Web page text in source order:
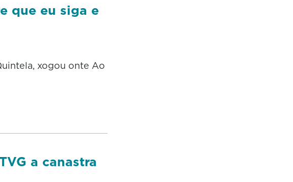
que eu siga e
xogou onte Ao
a canastra